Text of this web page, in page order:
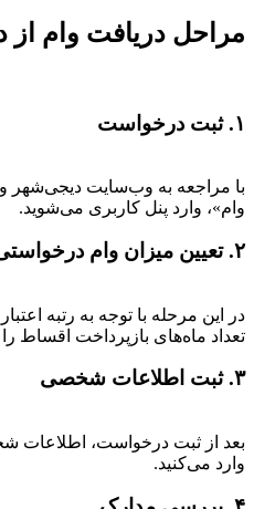
مراحل دریافت وام از
۱. ثبت درخواست
با مراجعه به وب‌سایت دیجی‌شهر
وام»، وارد پنل کاربری می‌شوید.
۲. تعیین میزان وام درخواستی
در این مرحله با توجه به رتبه
تعداد ماه‌های بازپرداخت اقساط را
۳. ثبت اطلاعات شخصی
بعد از ثبت درخواست، اطلاعات
وارد می‌کنید.